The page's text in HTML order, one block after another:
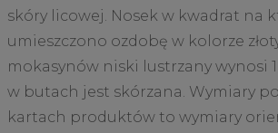
skóry licowej. Nosek w kwadrat na
umieszczono ozdobę w kolorze
mokasynów niski lustrzany wynosi
w butach jest skórzana. Wymiary
kartach produktów to wymiary